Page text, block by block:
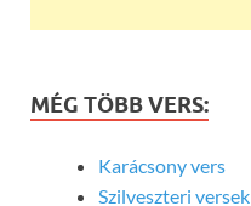
MÉG TÖBB VERS:
Karácsony vers
Szilveszteri versek